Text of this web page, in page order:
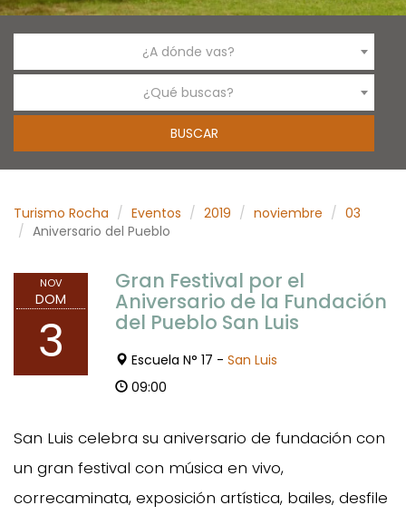
¿A dónde vas?
¿Qué buscas?
Turismo Rocha Eventos 2019 noviembre
03
Aniversario del Pueblo
NOV
DOM
3
Gran Festival por el
Aniversario de la Fundación
del Pueblo San Luis
Escuela N° 17 - San Luis
09:00
San Luis celebra su aniversario de fundación con
un gran festival con música en vivo,
correcaminata, exposición artística, bailes, desfile